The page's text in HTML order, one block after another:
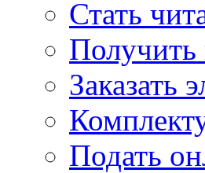
Стать
Получить
Заказать
Подать